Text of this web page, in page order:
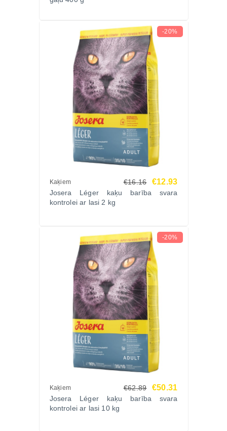
-20%
Kaķiem €16.16 €12.93
Josera Léger kaķu barība svara
kontrolei ar lasi 2 kg
-20%
Kaķiem €62.89 €50.31
Josera Léger kaķu barība svara
kontrolei ar lasi 10 kg